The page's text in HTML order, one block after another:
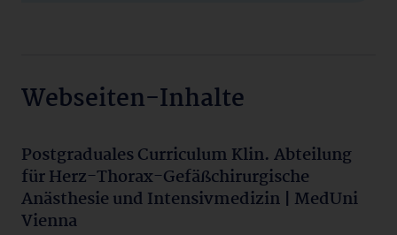
Webseiten-Inhalte
Postgraduales Curriculum Klin. Abteilung
für Herz-Thorax-Gefäßchirurgische
Anästhesie und Intensivmedizin | MedUni
Vienna